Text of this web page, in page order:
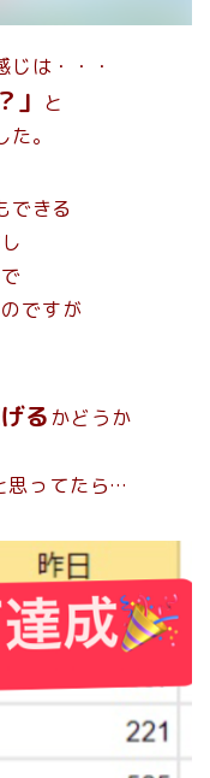
は・・・
」 と
た。
できる
ですが
る かどうか
思ってたら…